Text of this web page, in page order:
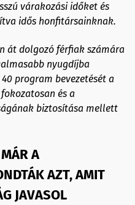
várakozási időket és
idős honfitársainknak.
át dolgozó férfiak számára
nyugdíjba
program bevezetését a
és a
biztosítása mellett
A
AZT, AMIT
JAVASOL